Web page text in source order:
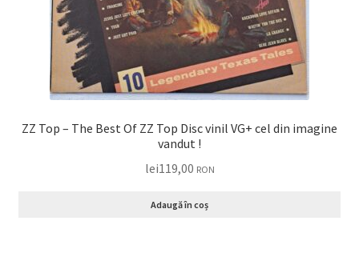
ZZ Top – The Best Of ZZ Top Disc vinil VG+ cel din imagine
vandut !
lei119,00 RON
Adaugă în coș